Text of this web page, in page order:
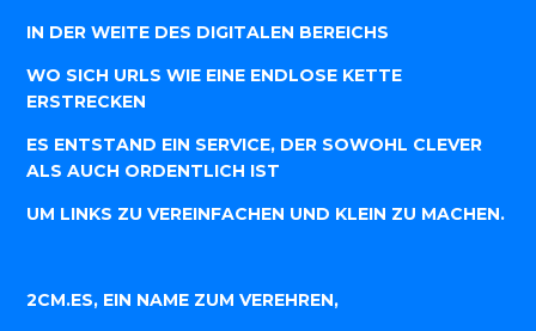
IN DER WEITE DES DIGITALEN BEREICHS
WO SICH URLS WIE EINE ENDLOSE KETTE
ERSTRECKEN
ES ENTSTAND EIN SERVICE, DER SOWOHL CLEVER
ALS AUCH ORDENTLICH IST
UM LINKS ZU VEREINFACHEN UND KLEIN ZU MACHEN.
2CM.ES, EIN NAME ZUM VEREHREN,